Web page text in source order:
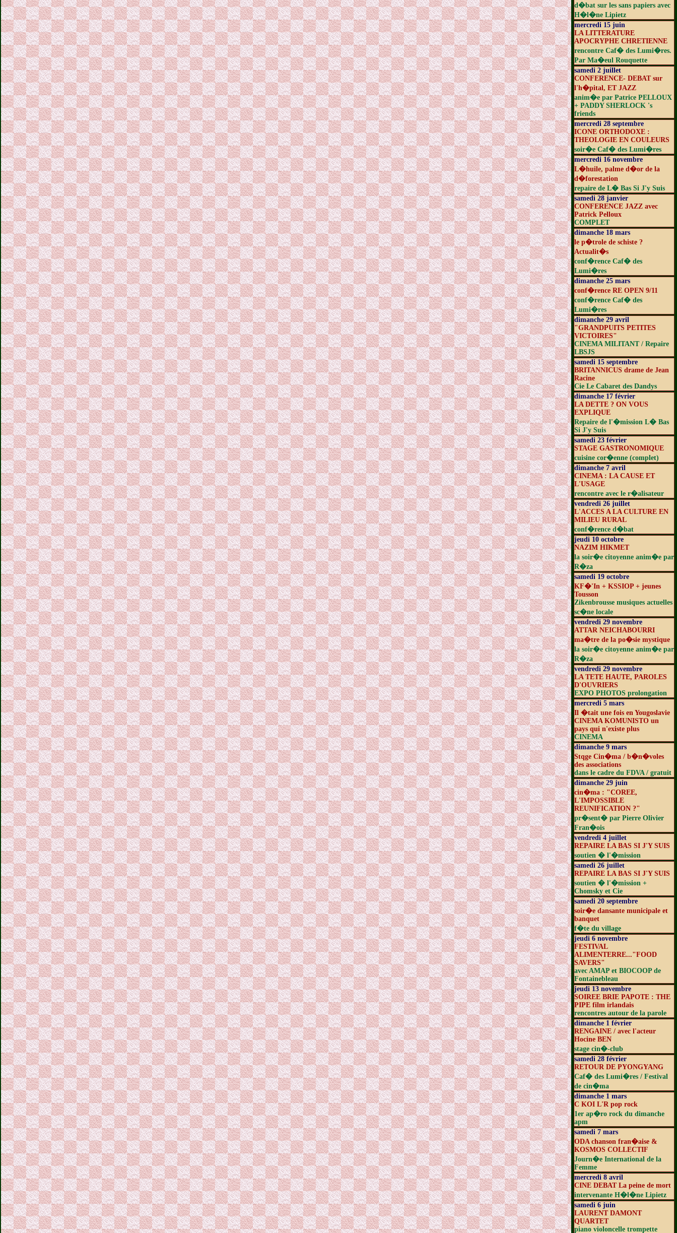
d�bat sur les sans papiers avec
H�l�ne Lipietz
mercredi 15 juin
LA LITTERATURE
APOCRYPHE CHRETIENNE
rencontre Caf� des Lumi�res.
Par Ma�eul Rouquette
samedi 2 juillet
CONFERENCE- DEBAT sur
l'h�pital, ET JAZZ
anim�e par Patrice PELLOUX
+ PADDY SHERLOCK 's
friends
mercredi 28 septembre
ICONE ORTHODOXE :
THEOLOGIE EN COULEURS
soir�e Caf� des Lumi�res
mercredi 16 novembre
L�huile, palme d�or de la
d�forestation
repaire de L� Bas Si J'y Suis
samedi 28 janvier
CONFERENCE JAZZ avec
Patrick Pelloux
COMPLET
dimanche 18 mars
le p�trole de schiste ?
Actualit�s
conf�rence Caf� des
Lumi�res
dimanche 25 mars
conf�rence RE OPEN 9/11
conf�rence Caf� des
Lumi�res
dimanche 29 avril
"GRANDPUITS PETITES
VICTOIRES"
CINEMA MILITANT / Repaire
LBSJS
samedi 15 septembre
BRITANNICUS drame de Jean
Racine
Cie Le Cabaret des Dandys
dimanche 17 février
LA DETTE ? ON VOUS
EXPLIQUE
Repaire de l'�mission L� Bas
Si J'y Suis
samedi 23 février
STAGE GASTRONOMIQUE
cuisine cor�enne (complet)
dimanche 7 avril
CINEMA : LA CAUSE ET
L'USAGE
rencontre avec le r�alisateur
vendredi 26 juillet
L'ACCES A LA CULTURE EN
MILIEU RURAL
conf�rence d�bat
jeudi 10 octobre
NAZIM HIKMET
la soir�e citoyenne anim�e par
R�za
samedi 19 octobre
KF�'In + KSSIOP + jeunes
Tousson
Zikenbrousse musiques actuelles
sc�ne locale
vendredi 29 novembre
ATTAR NEICHABOURRI
ma�tre de la po�sie mystique
la soir�e citoyenne anim�e par
R�za
vendredi 29 novembre
LA TETE HAUTE, PAROLES
D'OUVRIERS
EXPO PHOTOS prolongation
mercredi 5 mars
Il �tait une fois en Yougoslavie
CINEMA KOMUNISTO un
pays qui n'existe plus
CINEMA
dimanche 9 mars
Stqge Cin�ma / b�n�voles
des associations
dans le cadre du FDVA / gratuit
dimanche 29 juin
cin�ma : "COREE,
L'IMPOSSIBLE
REUNIFICATION ?"
pr�sent� par Pierre Olivier
Fran�ois
vendredi 4 juillet
REPAIRE LA BAS SI J'Y SUIS
soutien � l'�mission
samedi 26 juillet
REPAIRE LA BAS SI J'Y SUIS
soutien � l'�mission +
Chomsky et Cie
samedi 20 septembre
soir�e dansante municipale et
banquet
f�te du village
jeudi 6 novembre
FESTIVAL
ALIMENTERRE..."FOOD
SAVERS"
avec AMAP et BIOCOOP de
Fontainebleau
jeudi 13 novembre
SOIREE BRIE PAPOTE : THE
PIPE film irlandais
rencontres autour de la parole
dimanche 1 février
RENGAINE / avec l'acteur
Hocine BEN
stage cin�-club
samedi 28 février
RETOUR DE PYONGYANG
Caf� des Lumi�res / Festival
de cin�ma
dimanche 1 mars
C KOI L'R pop rock
1er ap�ro rock du dimanche
apm
samedi 7 mars
ODA chanson fran�aise &
KOSMOS COLLECTIF
Journ�e International de la
Femme
mercredi 8 avril
CINE DEBAT La peine de mort
intervenante H�l�ne Lipietz
samedi 6 juin
LAURENT DAMONT
QUARTET
piano violoncelle trompette